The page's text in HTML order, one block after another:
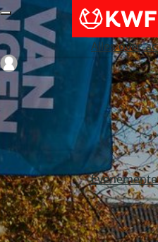
Alles over
Login